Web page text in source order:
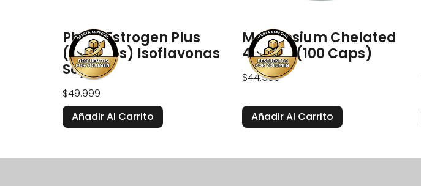
Phyto Estrogen Plus
(100caps) Isoflavonas
Soya
$49.999
Añadir Al Carrito
Magnesium Chelated
400mg (100 Caps)
$44.999
Añadir Al Carrito